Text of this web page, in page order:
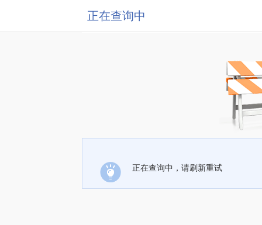
正在查询中
正在查询中，请刷新重试